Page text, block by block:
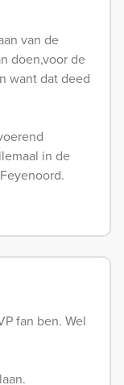
van de
doen,voor de
want dat deed
in de
fan ben. Wel